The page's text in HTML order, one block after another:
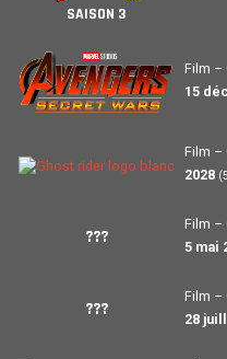
SAISON 3
Film –
15
Film –
2028
???
Film –
5 mai
???
Film –
28